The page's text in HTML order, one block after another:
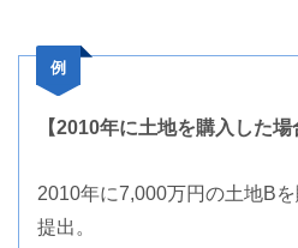
例
【2010年に土地を購入した場
2010年に7,000万円の土地B
提出。